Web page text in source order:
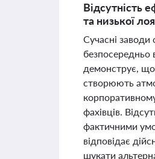
Відсутність
та низької
Сучасні
безпосередньо
демонструє, що
створюють
фахівців.
фактичними
відповідає
шукати